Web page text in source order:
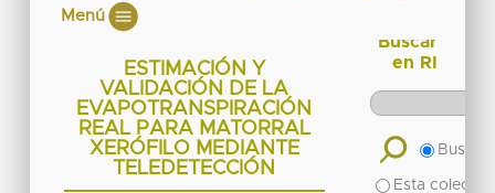
Menú
ESTIMACIÓN Y
VALIDACIÓN DE LA
EVAPOTRANSPIRACIÓN
REAL PARA MATORRAL
XERÓFILO MEDIANTE
TELEDETECCIÓN
Buscar
en RI
Buscar
Esta